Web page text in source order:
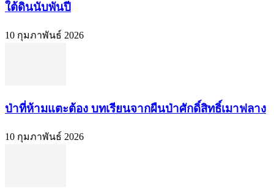
ใต้ดินนับพันปี
10 กุมภาพันธ์ 2026
ป่าที่ห้ามแตะต้อง บทเรียนจากผืนป่าศักดิ์สิทธิ์เมาฟลาง
10 กุมภาพันธ์ 2026